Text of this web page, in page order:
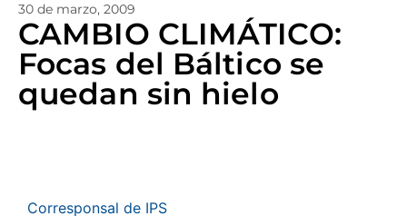
30 de marzo, 2009
CAMBIO CLIMÁTICO:
Focas del Báltico se
quedan sin hielo
Corresponsal de IPS